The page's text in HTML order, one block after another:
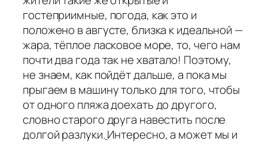
гостеприимные, погода, как это и
положено в августе, близка к идеальной —
жара, тёплое ласковое море, то, чего нам
почти два года так не хватало! Поэтому,
не знаем, как пойдёт дальше, а пока мы
прыгаем в машину только для того, чтобы
от одного пляжа доехать до другого,
словно старого друга навестить после
долгой разлуки.Интересно, а может мы и